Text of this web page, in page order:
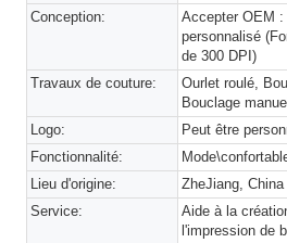
Conception:
Accepter OEM
personnalisé
de 300 DPI)
Travaux de couture:
Ourlet roulé,
Bouclage manuel
Logo:
Peut être
Fonctionnalité:
Lieu d'origine:
ZheJiang, China
Service:
Aide à la
l'impression de